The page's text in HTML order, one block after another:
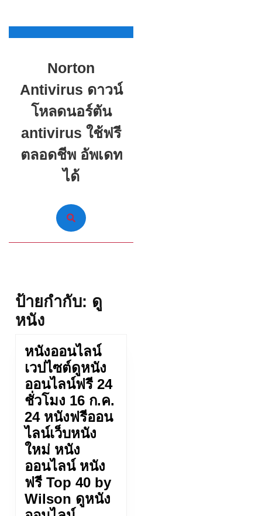
content
Norton
Antivirus ดาวน์
โหลดนอร์ตัน
antivirus ใช้ฟรี
ตลอดชีพ อัพเดท
ได้
ป้ายกำกับ: ดู
หนัง
หนังออนไลน์
เวปไซต์ดูหนัง
ออนไลน์ฟรี 24
ชั่วโมง 16 ก.ค.
24 หนังฟรีออน
ไลน์เว็บหนัง
ใหม่ หนัง
ออนไลน์ หนัง
ฟรี Top 40 by
Wilson ดูหนัง